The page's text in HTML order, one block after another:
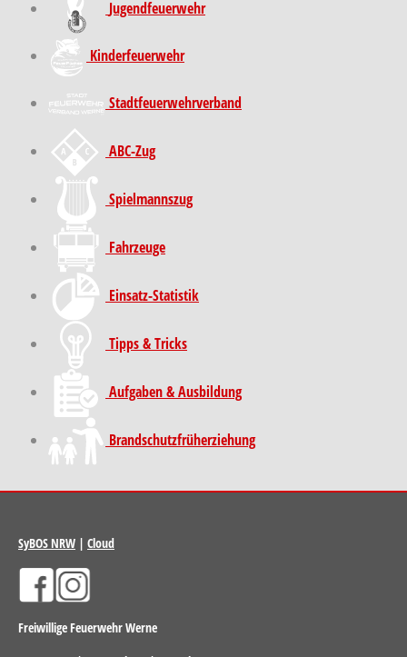
Jugendfeuerwehr
Kinder­feuer­wehr
Stadt­feuer­wehr­verband
ABC-Zug
Spielmannszug
Fahrzeuge
Einsatz-Statistik
Tipps & Tricks
Aufgaben & Ausbildung
Brand­schutz­früh­erziehung
SyBOS NRW | Cloud
Freiwillige Feuerwehr Werne